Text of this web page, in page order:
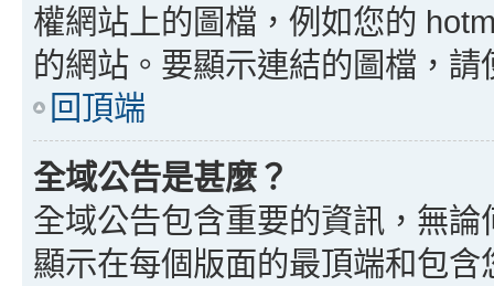
權網站上的圖檔，例如您的
的網站。要顯示連結的圖檔，
回頂端
全域公告是甚麼？
全域公告包含重要的資訊，無
顯示在每個版面的最頂端和包